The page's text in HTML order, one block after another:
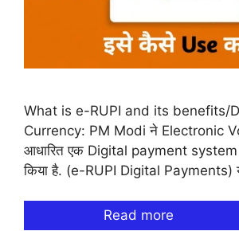
What is e-RUPI and its benefits/
Currency: PM Modi ने Electronic
आधारित एक Digital payment system
किया है. (e-RUPI Digital Payments)
Read more